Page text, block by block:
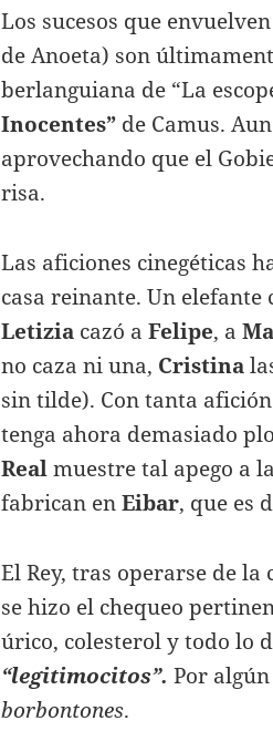
Los sucesos que
de Anoeta) son
berlanguiana de “La
Inocentes” de Camus.
aprovechando que el
risa.
Las aficiones cinegéticas
casa reinante. Un elefante
Letizia cazó aFelipe, a
no caza ni una, Cristina
sin tilde). Con tanta
tenga ahora demasiado
Realmuestre tal apego a
fabrican enEibar, que es
El Rey, tras operarse de
se hizo el chequeo
úrico, colesterol y todo lo
“legitimocitos”. Por
borbontones.